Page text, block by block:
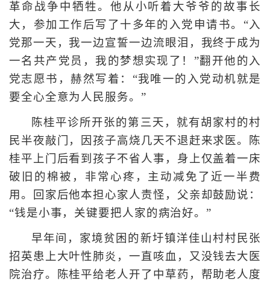
革命战争中牺牲。他从小听着大爷爷的故事长
大，参加工作后写了十多年的入党申请书。“入
党那一天，我一边宣誓一边流眼泪，我终于成为
一名共产党员，我的梦想实现了！”翻开他的入
党志愿书，赫然写着：“我唯一的入党动机就是
要全心全意为人民服务。”
陈桂平诊所开张的第三天，就有胡家村的村
民半夜敲门，因孩子高烧几天不退赶来求医。陈
桂平上门后看到孩子不省人事，身上仅盖着一床
破旧的棉被，非常心疼，主动减免了近一半费
用。回家后他本担心家人责怪，父亲却鼓励说：
“钱是小事，关键要把人家的病治好。”
早年间，家境贫困的新圩镇洋佳山村村民张
招英患上大叶性肺炎，一直咳血，又没钱去大医
院治疗。陈桂平给老人开了中草药，帮助老人度